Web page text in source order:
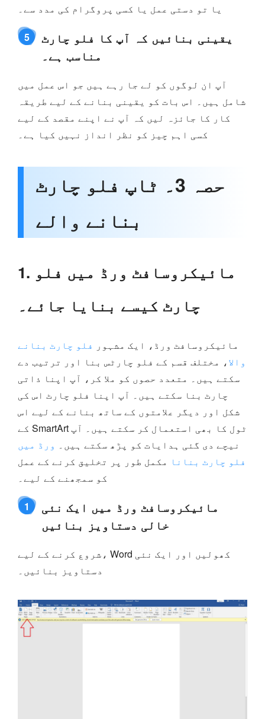
یا تو دستی عمل یا کسی پروگرام کی مدد سے۔
5
یقینی بنائیں کہ آپ کا فلو چارٹ
مناسب ہے۔
آپ ان لوگوں کو لے جا رہے ہیں جو اس عمل میں
شامل ہیں۔ اس بات کو یقینی بنانے کے لیے طریقہ
کار کا جائزہ لیں کہ آپ نے اپنے مقصد کے لیے
کسی اہم چیز کو نظر انداز نہیں کیا ہے۔
حصہ 3۔ ٹاپ فلو چارٹ
بنانے والے
1. مائیکروسافٹ ورڈ میں فلو
چارٹ کیسے بنایا جائے۔
مائیکروسافٹ ورڈ، ایک مشہور فلو چارٹ بنانے
والا، مختلف قسم کے فلو چارٹس بنا اور ترتیب دے
سکتے ہیں۔ متعدد حصوں کو ملا کر، آپ اپنا ذاتی
چارٹ بنا سکتے ہیں۔ آپ اپنا فلو چارٹ اس کی
شکل اور دیگر علامتوں کے ساتھ بنانے کے لیے اس
کے SmartArt ٹول کا بھی استعمال کر سکتے ہیں۔ آپ
نیچے دی گئی ہدایات کو پڑھ سکتے ہیں۔ ورڈ میں
فلو چارٹ بنانا مکمل طور پر تخلیق کرنے کے عمل
کو سمجھنے کے لیے۔
1
مائیکروسافٹ ورڈ میں ایک نئی
خالی دستاویز بنائیں
شروع کرنے کے لیے، Word کھولیں اور ایک نئی
دستاویز بنائیں۔